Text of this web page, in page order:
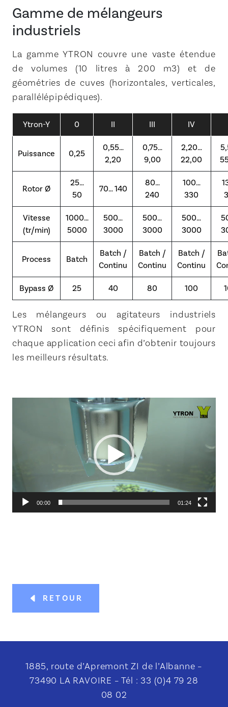
Gamme de mélangeurs
industriels
La gamme YTRON couvre une vaste étendue
de volumes (10 litres à 200 m3) et de
géométries de cuves (horizontales, verticales,
parallélépipédiques).
Ytron-Y 0 II III IV
Puissance 0,25
0,55…
2,20
0,75…
9,00
2,20…
22,00
Rotor Ø
25…
50
70… 140
80…
240
100…
330
Vitesse
(tr/min)
1000…
5000
500…
3000
500…
3000
500…
3000
Process Batch
Batch /
Continu
Batch /
Continu
Batch /
Continu
Bypass Ø 25 40 80 100
Les mélangeurs ou agitateurs industriels
YTRON sont définis spécifiquement pour
chaque application ceci afin d’obtenir toujours
les meilleurs résultats.
00:00 01:24
RETOUR
1885, route d’Apremont ZI de l’Albanne –
73490 LA RAVOIRE – Tél : 33 (0)4 79 28
08 02